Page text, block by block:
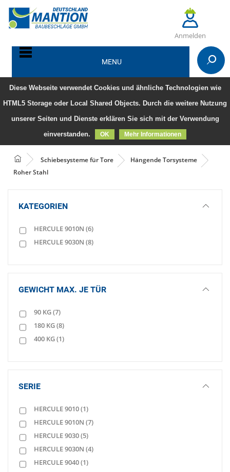
Diese Webseite verwendet Cookies und ähnliche Technologien wie
HTML5 Storage oder Local Shared Objects. Durch die weitere Nutzung
unserer Seiten und Dienste erklären Sie sich mit der Verwendung
einverstanden.
OK Mehr Informationen
Anmelden
MENU
Schiebesysteme für Tore
Hängende Torsysteme
Roher Stahl
KATEGORIEN
HERCULE 9010N (6)
HERCULE 9030N (8)
GEWICHT MAX. JE TÜR
90 KG(7)
180 KG(8)
400 KG(1)
SERIE
HERCULE 9010(1)
HERCULE 9010N (7)
HERCULE 9030(5)
HERCULE 9030N (4)
HERCULE 9040(1)